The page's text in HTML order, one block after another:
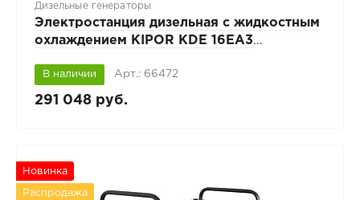
Дизельные генераторы
Электростанция дизельная с жидкостным
охлаждением KIPOR KDE 16EA3
В наличии Арт.: 66472
291 048 руб.
Новинка
Распродажа